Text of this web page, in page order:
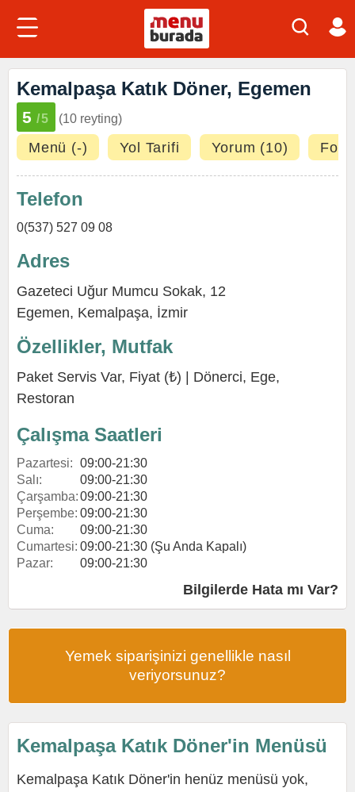
Kemalpaşa Katık Döner, Egemen
5 /5 (10 reyting)
Menü (-) Yol Tarifi Yorum (10)
Telefon
0(537) 527 09 08
Adres
Gazeteci Uğur Mumcu Sokak, 12
Egemen, Kemalpaşa, İzmir
Özellikler, Mutfak
Paket Servis Var, Fiyat (₺) | Dönerci, Ege,
Restoran
Çalışma Saatleri
Pazartesi: 09:00-21:30
Salı:
09:00-21:30
Çarşamba:09:00-21:30
Perşembe: 09:00-21:30
Cuma:
09:00-21:30
Cumartesi: 09:00-21:30 (Şu Anda Kapalı)
Pazar:
09:00-21:30
Bilgilerde Hata mı Var?
Yemek siparişinizi genellikle nasıl
veriyorsunuz?
Kemalpaşa Katık Döner'in Menüsü
Kemalpaşa Katık Döner'in henüz menüsü yok,